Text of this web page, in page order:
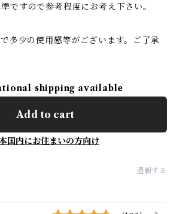
ですので参考程度にお考え下さい。
多少の使用感等がございます。ご了承
shipping available
Add to cart
国内にお住まいの方向け
通報する